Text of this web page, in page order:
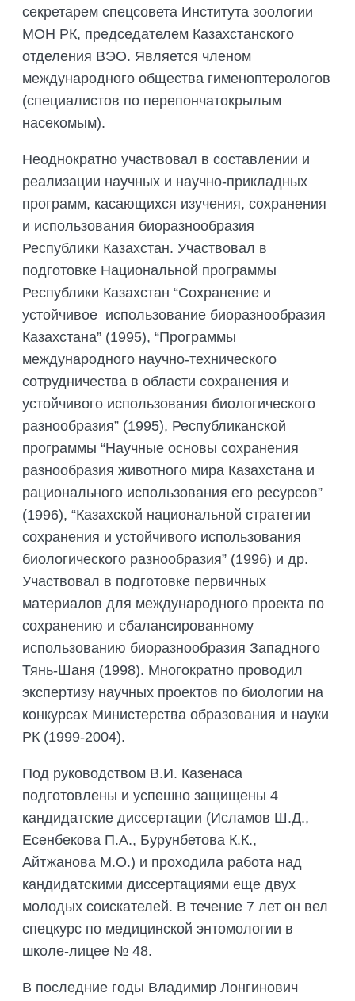
секретарем спецсовета Института зоологии
МОН РК, председателем Казахстанского
отделения ВЭО. Является членом
международного общества гименоптерологов
(специалистов по перепончатокрылым
насекомым).
Неоднократно участвовал в составлении и
реализации научных и научно-прикладных
программ, касающихся изучения, сохранения
и использования биоразнообразия
Республики Казахстан. Участвовал в
подготовке Национальной программы
Республики Казахстан “Сохранение и
устойчивое использование биоразнообразия
Казахстана” (1995), “Программы
международного научно-технического
сотрудничества в области сохранения и
устойчивого использования биологического
разнообразия” (1995), Республиканской
программы “Научные основы сохранения
разнообразия животного мира Казахстана и
рационального использования его ресурсов”
(1996), “Казахской национальной стратегии
сохранения и устойчивого использования
биологического разнообразия” (1996) и др.
Участвовал в подготовке первичных
материалов для международного проекта по
сохранению и сбалансированному
использованию биоразнообразия Западного
Тянь-Шаня (1998). Многократно проводил
экспертизу научных проектов по биологии на
конкурсах Министерства образования и науки
РК (1999-2004).
Под руководством В.И. Казенаса
подготовлены и успешно защищены 4
кандидатские диссертации (Исламов Ш.Д.,
Есенбекова П.А., Бурунбетова К.К.,
Айтжанова М.О.) и проходила работа над
кандидатскими диссертациями еще двух
молодых соискателей. В течение 7 лет он вел
спецкурс по медицинской энтомологии в
школе-лицее № 48.
В последние годы Владимир Лонгинович